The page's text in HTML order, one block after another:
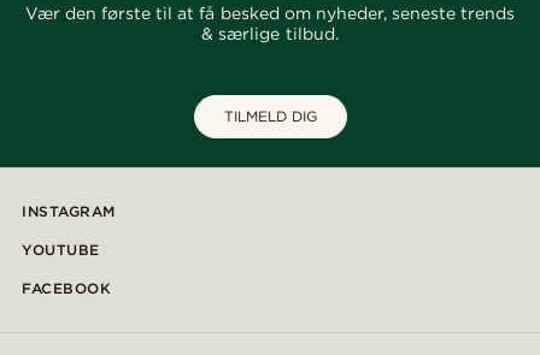
Vær den første til at få besked om nyheder, seneste trends
& særlige tilbud.
TILMELD DIG
INSTAGRAM
YOUTUBE
FACEBOOK